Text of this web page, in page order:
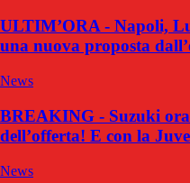
ULTIM’ORA - Napoli,
una nuova proposta
News
BREAKING - Suzuki ora
dell’offerta! E con la
News